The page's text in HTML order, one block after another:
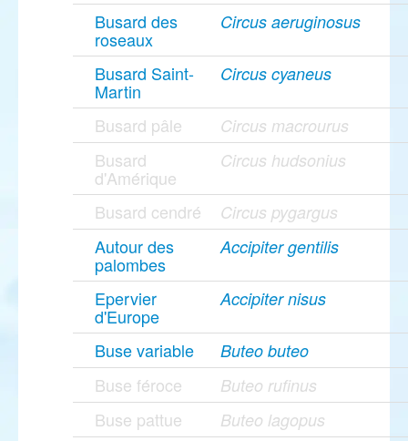
Busard des
roseaux
Circus aeruginosus
Busard Saint-
Martin
Circus cyaneus
Busard pâle Circus macrourus
Busard
d'Amérique
Circus hudsonius
Busard cendré Circus pygargus
Autour des
palombes
Accipiter gentilis
Epervier
d'Europe
Accipiter nisus
Buse variable Buteo buteo
Buse féroce Buteo rufinus
Buse pattue Buteo lagopus